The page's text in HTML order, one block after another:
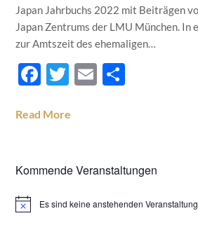
Japan Jahrbuchs 2022 mit Beiträgen
Japan Zentrums der LMU München. In
zur Amtszeit des ehemaligen…
Facebook
Twitter
Email
Read More
Kommende Veranstaltungen
HinweisEs sind keine anstehenden